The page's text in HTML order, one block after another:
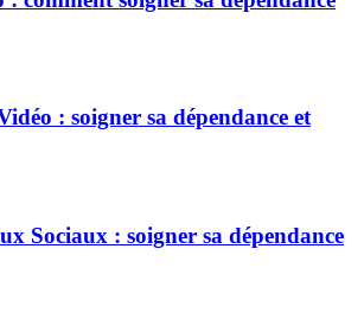
: soigner sa dépendance et
Sociaux : soigner sa dépendance